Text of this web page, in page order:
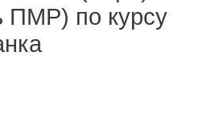
ПМР) по курсу